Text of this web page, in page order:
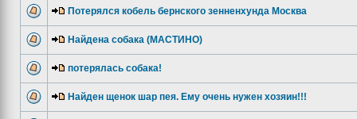
Потерялся кобель бернского зенненхунда Москва
Найдена собака (МАСТИНО)
потерялась собака!
Найден щенок шар пея. Ему очень нужен хозяин!!!